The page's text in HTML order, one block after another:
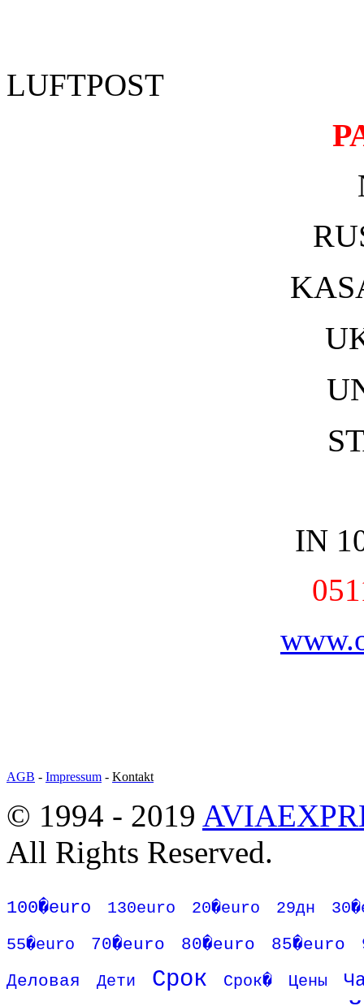
LUFTPOST
IN
AGB - Impressum - Kontakt
© 1994 - 2019
All Rights Reserved.
100�euro 130euro 20�euro 29дн
55�euro
70�euro 80�euro 85�euro
Деловая
Дети Срок Срок� Цены